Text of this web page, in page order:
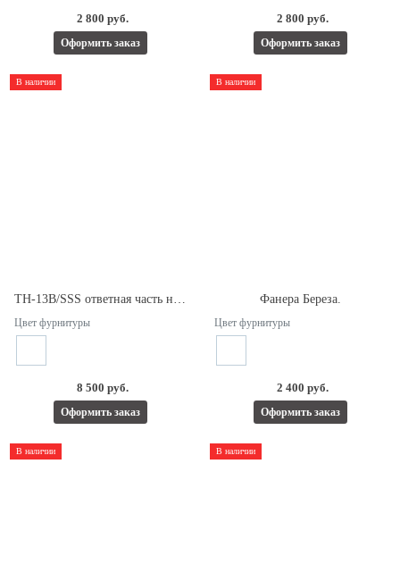
2 800 руб.
Оформить заказ
2 800 руб.
Оформить заказ
В наличии
TH-13В/SSS ответная часть на стекло для замка ТН-13А.
Цвет фурнитуры
8 500 руб.
Оформить заказ
В наличии
Фанера Береза.
Цвет фурнитуры
2 400 руб.
Оформить заказ
В наличии В наличии